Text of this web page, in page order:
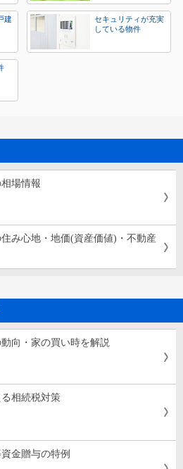
建
セキュリティが充実
している物件
場情報
み心地・地価(資産価値)・不動産
向・家の買い時を解説
相続税対策
金贈与の特例